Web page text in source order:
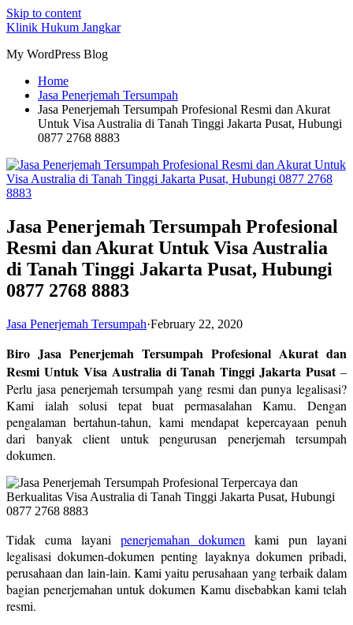
Skip to content
Klinik Hukum Jangkar
My WordPress Blog
Home
Jasa Penerjemah Tersumpah
Jasa Penerjemah Tersumpah Profesional Resmi dan Akurat
Untuk Visa Australia di Tanah Tinggi Jakarta Pusat, Hubungi
0877 2768 8883
Jasa Penerjemah Tersumpah Profesional
Resmi dan Akurat Untuk Visa Australia
di Tanah Tinggi Jakarta Pusat, Hubungi
0877 2768 8883
Jasa Penerjemah Tersumpah·February 22, 2020
Biro Jasa Penerjemah Tersumpah Profesional Akurat dan
Resmi Untuk Visa Australia di Tanah Tinggi Jakarta Pusat–
Perlu jasa penerjemah tersumpah yang resmi dan punya legalisasi?
Kami ialah solusi tepat buat permasalahan Kamu. Dengan
pengalaman bertahun-tahun, kami mendapat kepercayaan penuh
dari banyak client untuk pengurusan penerjemah tersumpah
dokumen.
Tidak cuma layani penerjemahan dokumen kami pun layani
legalisasi dokumen-dokumen penting layaknya dokumen pribadi,
perusahaan dan lain-lain. Kami yaitu perusahaan yang terbaik dalam
bagian penerjemahan untuk dokumen Kamu disebabkan kami telah
resmi.